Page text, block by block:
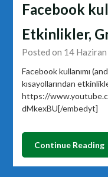
Facebook
Etkinlikler,
Posted on 14
Facebook kullanımı
kısayollarından
https://
dMkexBU[/embedyt]
Continue Reading